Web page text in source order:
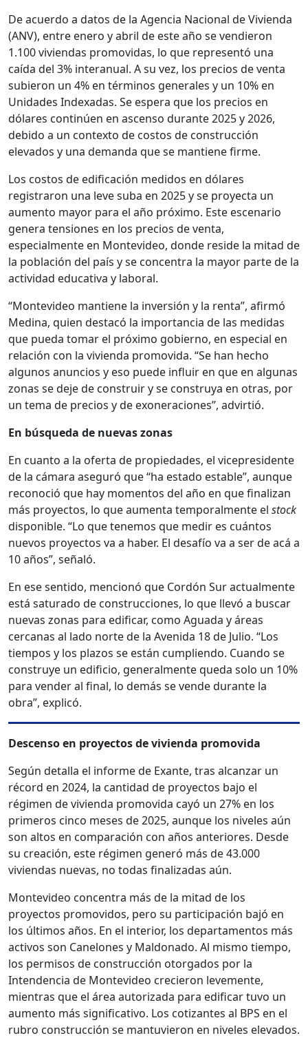
De acuerdo a datos de la Agencia Nacional de Vivienda
(ANV), entre enero y abril de este año se vendieron
1.100 viviendas promovidas, lo que representó una
caída del 3% interanual. A su vez, los precios de venta
subieron un 4% en términos generales y un 10% en
Unidades Indexadas. Se espera que los precios en
dólares continúen en ascenso durante 2025 y 2026,
debido a un contexto de costos de construcción
elevados y una demanda que se mantiene firme.
Los costos de edificación medidos en dólares
registraron una leve suba en 2025 y se proyecta un
aumento mayor para el año próximo. Este escenario
genera tensiones en los precios de venta,
especialmente en Montevideo, donde reside la mitad de
la población del país y se concentra la mayor parte de la
actividad educativa y laboral.
“Montevideo mantiene la inversión y la renta”, afirmó
Medina, quien destacó la importancia de las medidas
que pueda tomar el próximo gobierno, en especial en
relación con la vivienda promovida. “Se han hecho
algunos anuncios y eso puede influir en que en algunas
zonas se deje de construir y se construya en otras, por
un tema de precios y de exoneraciones”, advirtió.
En búsqueda de nuevas zonas
En cuanto a la oferta de propiedades, el vicepresidente
de la cámara aseguró que “ha estado estable”, aunque
reconoció que hay momentos del año en que finalizan
más proyectos, lo que aumenta temporalmente el stock
disponible. “Lo que tenemos que medir es cuántos
nuevos proyectos va a haber. El desafío va a ser de acá a
10 años”, señaló.
En ese sentido, mencionó que Cordón Sur actualmente
está saturado de construcciones, lo que llevó a buscar
nuevas zonas para edificar, como Aguada y áreas
cercanas al lado norte de la Avenida 18 de Julio. “Los
tiempos y los plazos se están cumpliendo. Cuando se
construye un edificio, generalmente queda solo un 10%
para vender al final, lo demás se vende durante la
obra”, explicó.
Descenso en proyectos de vivienda promovida
Según detalla el informe de Exante, tras alcanzar un
récord en 2024, la cantidad de proyectos bajo el
régimen de vivienda promovida cayó un 27% en los
primeros cinco meses de 2025, aunque los niveles aún
son altos en comparación con años anteriores. Desde
su creación, este régimen generó más de 43.000
viviendas nuevas, no todas finalizadas aún.
Montevideo concentra más de la mitad de los
proyectos promovidos, pero su participación bajó en
los últimos años. En el interior, los departamentos más
activos son Canelones y Maldonado. Al mismo tiempo,
los permisos de construcción otorgados por la
Intendencia de Montevideo crecieron levemente,
mientras que el área autorizada para edificar tuvo un
aumento más significativo. Los cotizantes al BPS en el
rubro construcción se mantuvieron en niveles elevados.